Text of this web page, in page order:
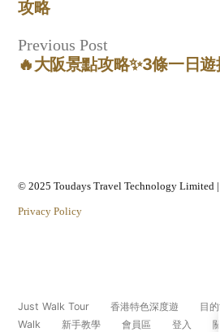
Previous PostPrevious
post:
🔥大阪景點攻略✨3條一日遊
攻略
© 2025 Toudays Travel Technology Limited |
Privacy Policy
Just Walk Tour 香港特色深度遊 目
Walk
新手教學 會員區 登入